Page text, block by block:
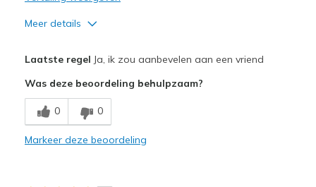
Meer details
Comfortable
Durable
Laatste regel Ja, ik zou aanbevelen aan een vriend
Was deze beoordeling behulpzaam?
0 0
Markeer deze beoordeling